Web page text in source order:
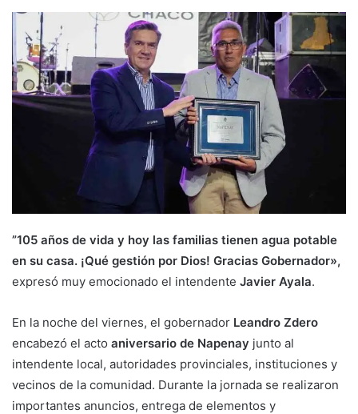
”105 años de vida y hoy las familias tienen agua potable
en su casa. ¡Qué gestión por Dios! Gracias Gobernador»,
expresó muy emocionado el intendente Javier Ayala.
En la noche del viernes, el gobernador Leandro Zdero
encabezó el acto aniversario de Napenay junto al
intendente local, autoridades provinciales, instituciones y
vecinos de la comunidad. Durante la jornada se realizaron
importantes anuncios, entrega de elementos y